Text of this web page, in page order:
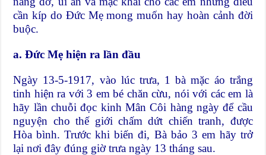
cần kíp do Đức Mẹ mong muốn hay hoàn cảnh đời
buộc.
a. Đức Mẹ hiện ra lần đầu
Ngày 13-5-1917, vào lúc trưa, 1 bà mặc áo trắng
tinh hiện ra với 3 em bé chăn cừu, nói với các em là
hãy lần chuỗi đọc kinh Mân Côi hàng ngày để cầu
nguyện cho thế giới chấm dứt chiến tranh, được
Hòa bình. Trước khi biến đi, Bà bảo 3 em hãy trở
lại nơi đây đúng giờ trưa ngày 13 tháng sau.